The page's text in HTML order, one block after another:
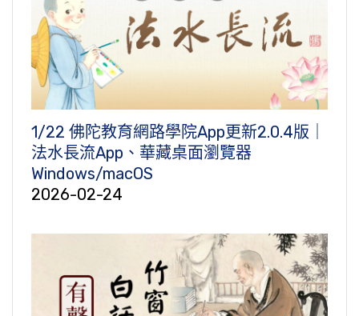
1/22 佛陀教育網路學院App更新2.0.4版｜
法水長流App、華藏桌面瀏覽器
Windows/macOS
2026-02-24